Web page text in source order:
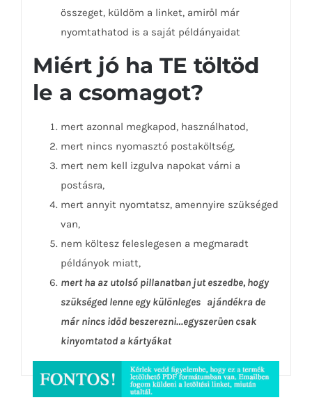
összeget, küldöm a linket, amiről már
nyomtathatod is a saját példányaidat
Miért jó ha TE töltöd
le a csomagot?
mert azonnal megkapod, használhatod,
mert nincs nyomasztó postaköltség,
mert nem kell izgulva napokat várni a
postásra,
mert annyit nyomtatsz, amennyire szükséged
van,
nem költesz feleslegesen a megmaradt
példányok miatt,
mert ha az utolsó pillanatban jut eszedbe, hogy
szükséged lenne egy különleges ajándékra de
már nincs időd beszerezni…egyszerűen csak
kinyomtatod a kártyákat